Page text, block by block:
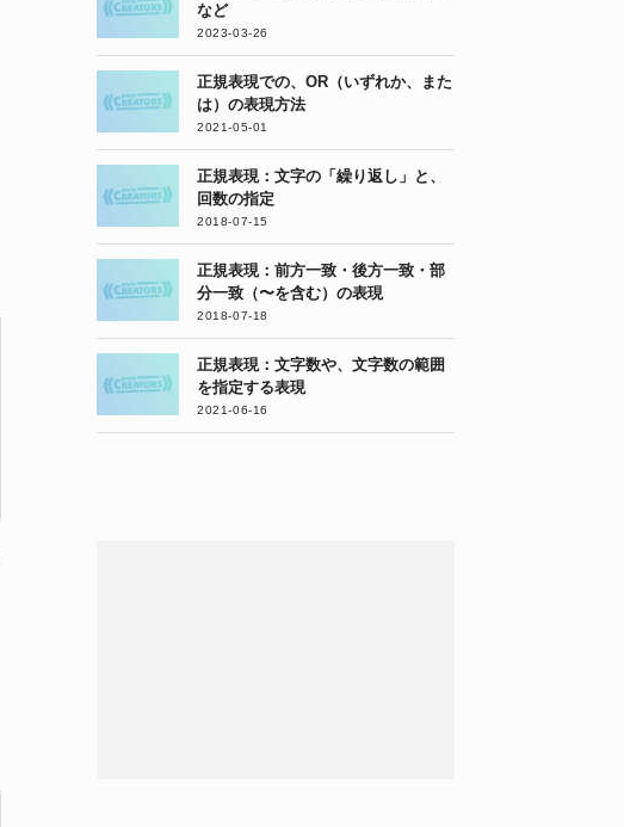
など
2023-03-26
正規表現での、OR（いずれか、また
は）の表現方法
2021-05-01
正規表現：文字の「繰り返し」と、
回数の指定
2018-07-15
正規表現：前方一致・後方一致・部
分一致（〜を含む）の表現
2018-07-18
正規表現：文字数や、文字数の範囲
を指定する表現
2021-06-16